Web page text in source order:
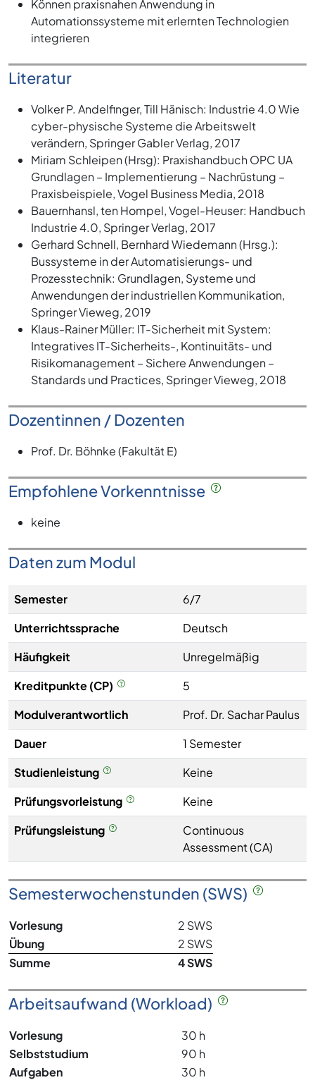
Können praxisnahen Anwendung in
Automationssysteme mit erlernten Technologien
integrieren
Literatur
Volker P. Andelfinger, Till Hänisch: Industrie 4.0 Wie
cyber-physische Systeme die Arbeitswelt
verändern, Springer Gabler Verlag, 2017
Miriam Schleipen (Hrsg): Praxishandbuch OPC UA
Grundlagen – Implementierung – Nachrüstung –
Praxisbeispiele, Vogel Business Media, 2018
Bauernhansl, ten Hompel, Vogel-Heuser: Handbuch
Industrie 4.0, Springer Verlag, 2017
Gerhard Schnell, Bernhard Wiedemann (Hrsg.):
Bussysteme in der Automatisierungs- und
Prozesstechnik: Grundlagen, Systeme und
Anwendungen der industriellen Kommunikation,
Springer Vieweg, 2019
Klaus-Rainer Müller: IT-Sicherheit mit System:
Integratives IT-Sicherheits-, Kontinuitäts- und
Risikomanagement – Sichere Anwendungen –
Standards und Practices, Springer Vieweg, 2018
Dozentinnen / Dozenten
Prof. Dr. Böhnke (Fakultät E)
Empfohlene Vorkenntnisse
keine
Daten zum Modul
Semester
6/7
Unterrichtssprache
Deutsch
Häufigkeit
Unregelmäßig
Kreditpunkte (CP)
5
Modulverantwortlich
Prof. Dr. Sachar Paulus
Dauer
1 Semester
Studienleistung
Keine
Prüfungsvorleistung
Keine
Prüfungsleistung
Continuous
Assessment (CA)
Semesterwochenstunden (SWS)
Vorlesung
2 SWS
Übung
2 SWS
Summe
4 SWS
Arbeitsaufwand (Workload)
Vorlesung
30 h
Selbststudium
90 h
Aufgaben
30 h